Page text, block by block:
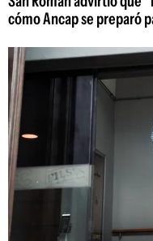
cómo Ancap se preparó